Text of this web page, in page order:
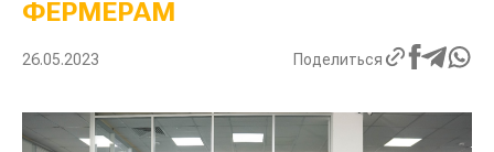
ФЕРМЕРАМ
26.05.2023 Поделиться